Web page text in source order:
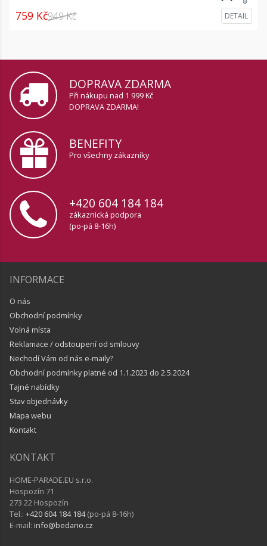
759 Kč949 Kč DETAIL
DOPRAVA ZDARMA
Při nákupu nad 1 999 Kč
DOPRAVA ZDARMA!
BENEFITY
Pro všechny zákazníky
+420 604 184 184
zákaznická podpora
(po-pá 8-16h)
INFORMACE
O nás
Obchodní podmínky
Volná místa
Reklamace / odstoupení od smlouvy
Nechodí Vám od nás e-maily?
Obchodní podmínky platné od 1.1.2023 do 2.5.2024
Tajné nabídky
Stav objednávky
Mapa webu
Kontakt
KONTAKT
HOME-PARADE.EU s.r.o.
Hospozín 71
273 22 Hospozín
Tel.: +420 604 184 184(po-pá 8-16h)
E-mail: info@bedario.cz